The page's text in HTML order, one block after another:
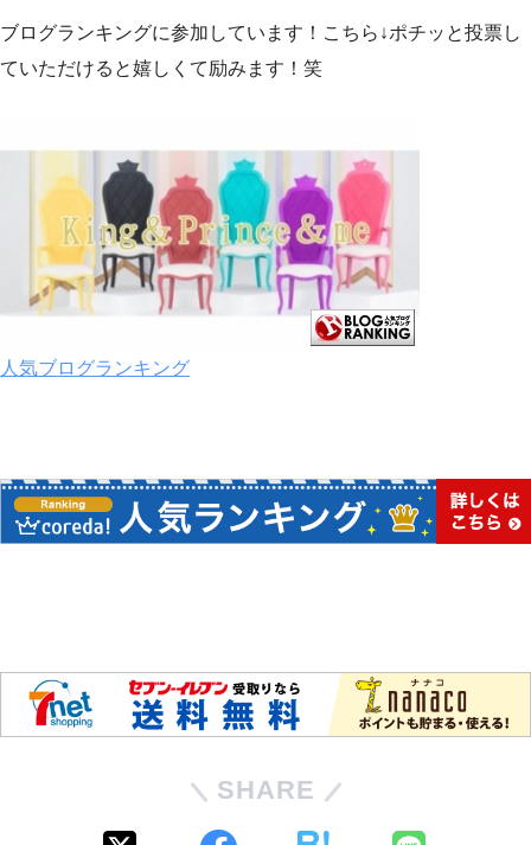
ブログランキングに参加しています！こちら↓ポチッと投票し
ていただけると嬉しくて励みます！笑
人気ブログランキング
SHARE